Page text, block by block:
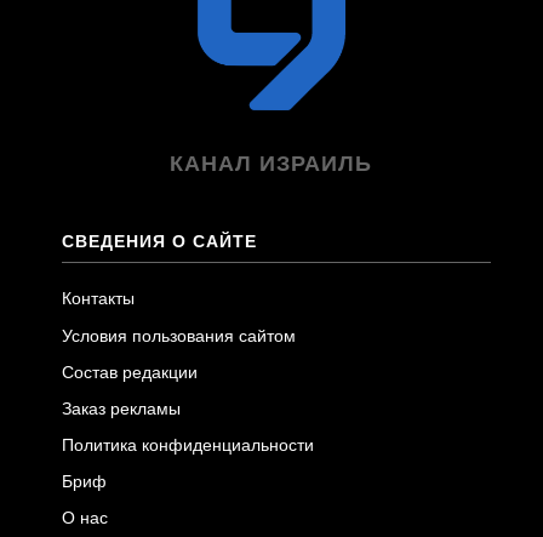
КАНАЛ ИЗРАИЛЬ
СВЕДЕНИЯ О САЙТЕ
Контакты
Условия пользования сайтом
Состав редакции
Заказ рекламы
Политика конфиденциальности
Бриф
О нас